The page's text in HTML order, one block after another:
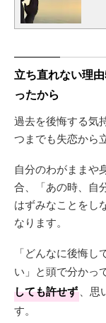
立ち直れない理
ったから
過去を後悔する気
つまでも失恋から
自分のわがままや
合、「あの時、自
はずみなことをし
なります。
「どんなに後悔
い」と頭で分かっ
しても許せず 、
す。